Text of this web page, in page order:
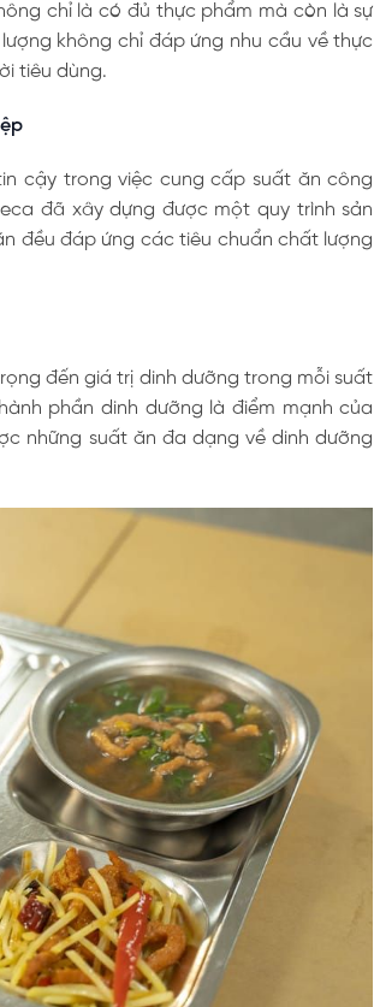
chỉ là có đủ thực phẩm mà còn là sự
không chỉ đáp ứng nhu cầu về thực
tiêu dùng.
cậy trong việc cung cấp suất ăn công
đã xây dựng được một quy trình sản
đều đáp ứng các tiêu chuẩn chất lượng
đến giá trị dinh dưỡng trong mỗi suất
phần dinh dưỡng là điểm mạnh của
những suất ăn đa dạng về dinh dưỡng